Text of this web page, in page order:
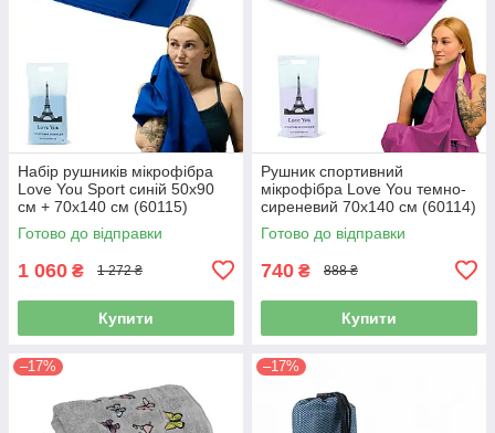
Набір рушників мікрофібра
Love You Sport синій 50х90
см + 70х140 см (60115)
Готово до відправки
1 060 ₴ 1 272 ₴
Купити
Рушник спортивний
мікрофібра Love You темно-
сиреневий 70х140 см (60114)
Готово до відправки
740 ₴ 888 ₴
Купити
–17% –17%